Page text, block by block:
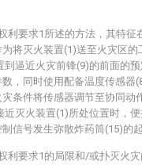
利要求1所述的方法，其特征
将灭火装置(1)送至火灾区的
到逼近火灾前锋(9)的前面的
，同时使用配备温度传感器
条件将传感器调节至协同动
近灭火装置(1)所处位置时，
信号发生弥散炸药筒(15)的起
利要求1的局限和/或扑灭火